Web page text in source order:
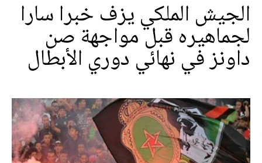
الجيش الملكي يزف خبرا سارا
لجماهيره قبل مواجهة صن
داونز في نهائي دوري الأبطال